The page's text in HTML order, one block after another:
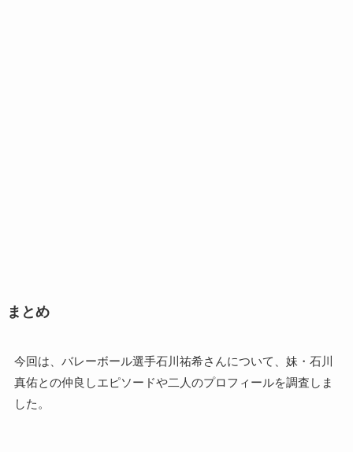
まとめ
今回は、バレーボール選手石川祐希さんについて、妹・石川
真佑との仲良しエピソードや二人のプロフィールを調査しま
した。